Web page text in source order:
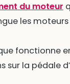
du moteur
les
fonctionne
sur la pédale